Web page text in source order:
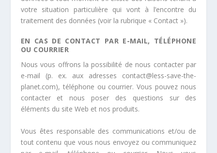
votre situation particulière qui vont à l’encontre du
traitement des données (voir la rubrique « Contact »).
EN CAS DE CONTACT PAR E-MAIL, TÉLÉPHONE
OU COURRIER
Nous vous offrons la possibilité de nous contacter par
e-mail (p. ex. aux adresses contact@less-save-the-
planet.com), téléphone ou courrier. Vous pouvez nous
contacter et nous poser des questions sur des
éléments du site Web et nos produits.
Vous êtes responsable des communications et/ou de
tout contenu que vous nous envoyez ou communiquez